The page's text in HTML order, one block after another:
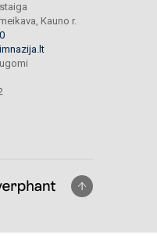
Kauno r.